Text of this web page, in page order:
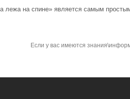
лежа на спине» является самым
Если у вас имеются